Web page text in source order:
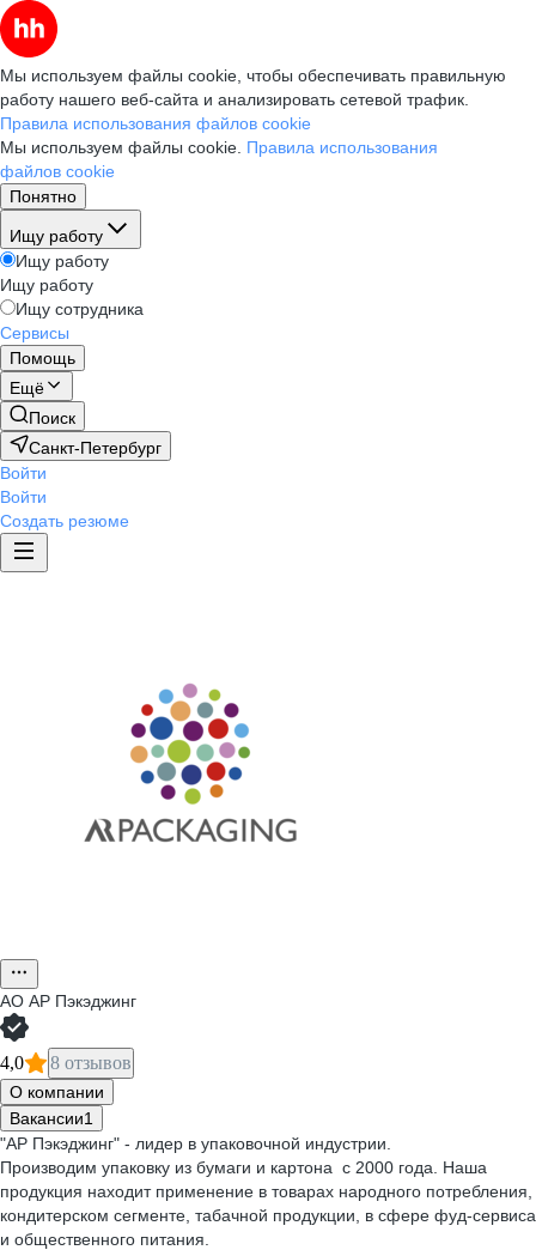
Мы используем файлы cookie, чтобы обеспечивать правильную
работу нашего веб-сайта и анализировать сетевой трафик.
Правила использования файлов cookie
Мы используем файлы cookie. Правила использования
файлов cookie
Понятно
Ищу работу
Ищу работу
Ищу работу
Ищу сотрудника
Сервисы
Помощь
Ещё
Поиск
Санкт-Петербург
Войти
Войти
Создать резюме
АО АР Пэкэджинг
4,0 8 отзывов
О компании
Вакансии1
"АР Пэкэджинг" - лидер в упаковочной индустрии.
Производим упаковку из бумаги и картона с 2000 года. Наша
продукция находит применение в товарах народного потребления,
кондитерском сегменте, табачной продукции, в сфере фуд-сервиса
и общественного питания.